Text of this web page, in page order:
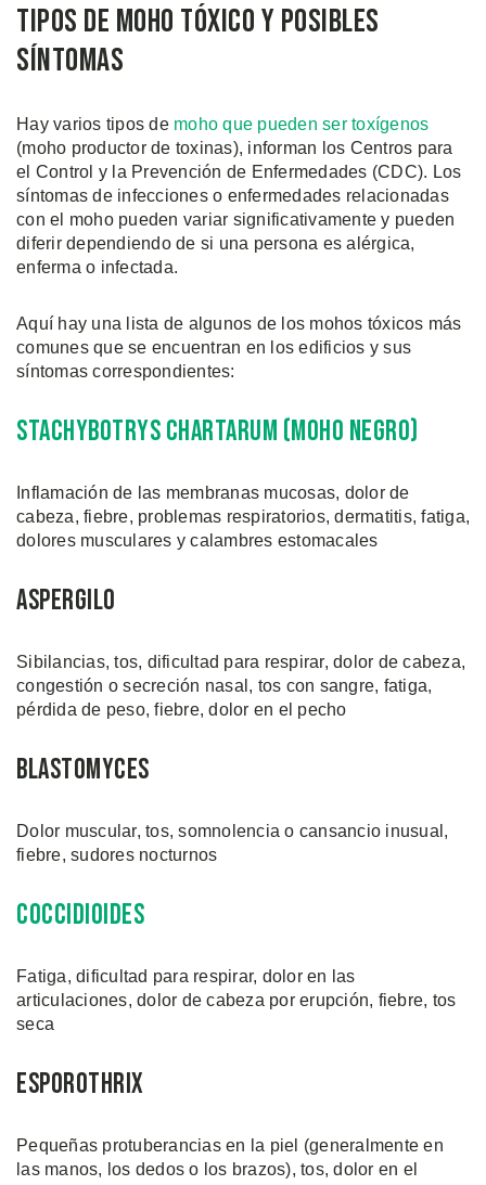
Tipos de Moho Tóxico y Posibles
Síntomas
Hay varios tipos de moho que pueden ser toxígenos
(moho productor de toxinas), informan los Centros para
el Control y la Prevención de Enfermedades (CDC). Los
síntomas de infecciones o enfermedades relacionadas
con el moho pueden variar significativamente y pueden
diferir dependiendo de si una persona es alérgica,
enferma o infectada.
Aquí hay una lista de algunos de los mohos tóxicos más
comunes que se encuentran en los edificios y sus
síntomas correspondientes:
Stachybotrys Chartarum (Moho Negro)
Inflamación de las membranas mucosas, dolor de
cabeza, fiebre, problemas respiratorios, dermatitis, fatiga,
dolores musculares y calambres estomacales
Aspergilo
Sibilancias, tos, dificultad para respirar, dolor de cabeza,
congestión o secreción nasal, tos con sangre, fatiga,
pérdida de peso, fiebre, dolor en el pecho
Blastomyces
Dolor muscular, tos, somnolencia o cansancio inusual,
fiebre, sudores nocturnos
Coccidioides
Fatiga, dificultad para respirar, dolor en las
articulaciones, dolor de cabeza por erupción, fiebre, tos
seca
Esporothrix
Pequeñas protuberancias en la piel (generalmente en
las manos, los dedos o los brazos), tos, dolor en el